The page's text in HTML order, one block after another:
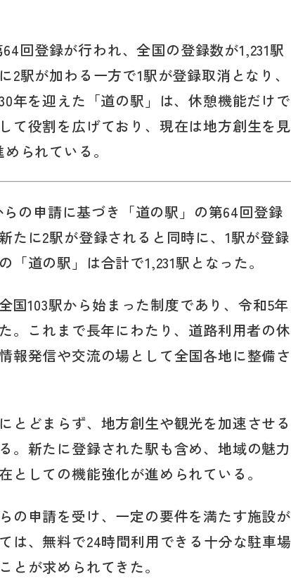
回登録が行われ、全国の登録数が1,231駅
駅が加わる一方で1駅が登録取消となり、
年を迎えた「道の駅」は、休憩機能だけで
て役割を広げており、現在は地方創生を見
られている。
の申請に基づき「道の駅」の第64回登録
たに2駅が登録されると同時に、1駅が登録
道の駅」は合計で1,231駅となった。
国103駅から始まった制度であり、令和5年
。これまで長年にわたり、道路利用者の休
報発信や交流の場として全国各地に整備さ
とどまらず、地方創生や観光を加速させる
。新たに登録された駅も含め、地域の魅力
としての機能強化が進められている。
の申請を受け、一定の要件を満たす施設が
は、無料で24時間利用できる十分な駐車場
とが求められてきた。